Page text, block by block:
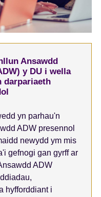
Ansawdd
y DU i wella
darpariaeth
yn parhau'n
ADW presennol
newydd ym mis
gefnogi gan gyrff ar
ADW
hyfforddiant i